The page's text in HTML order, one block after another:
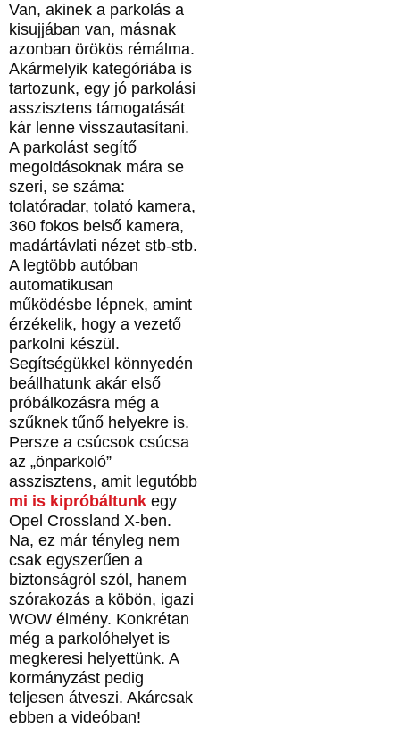
Van, akinek a parkolás a
kisujjában van, másnak
azonban örökös rémálma.
Akármelyik kategóriába is
tartozunk, egy jó parkolási
asszisztens támogatását
kár lenne visszautasítani.
A parkolást segítő
megoldásoknak mára se
szeri, se száma:
tolatóradar, tolató kamera,
360 fokos belső kamera,
madártávlati nézet stb-stb.
A legtöbb autóban
automatikusan
működésbe lépnek, amint
érzékelik, hogy a vezető
parkolni készül.
Segítségükkel könnyedén
beállhatunk akár első
próbálkozásra még a
szűknek tűnő helyekre is.
Persze a csúcsok csúcsa
az „önparkoló”
asszisztens, amit legutóbb
mi is kipróbáltunk egy
Opel Crossland X-ben.
Na, ez már tényleg nem
csak egyszerűen a
biztonságról szól, hanem
szórakozás a köbön, igazi
WOW élmény. Konkrétan
még a parkolóhelyet is
megkeresi helyettünk. A
kormányzást pedig
teljesen átveszi. Akárcsak
ebben a videóban!